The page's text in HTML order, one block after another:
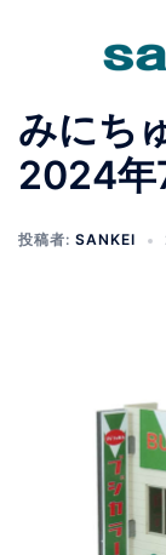
みにち
2024年
投稿者: SANKEI